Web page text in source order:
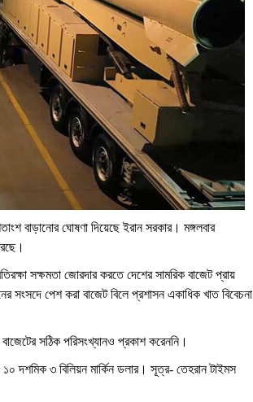
বাড়ানোর ঘোষণা দিয়েছে ইরান সরকার। মঙ্গলবার
সক্ষমতা জোরদার করতে দেশের সামরিক বাজেট প্রায়
পেশ করা বাজেট বিলে প্রশাসন একাধিক খাত বিবেচনা
সঠিক পরিসংখ্যানও প্রকাশ করেননি।
দশমিক ৩ বিলিয়ন মার্কিন ডলার। সূত্র- তেহরান টাইমস